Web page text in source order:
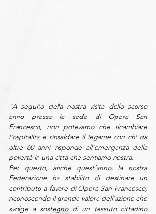
"A seguito della nostra visita dello scorso
anno presso la sede di Opera San
Francesco, non potevamo che ricambiare
l’ospitalità e rinsaldare il legame con chi da
oltre 60 anni risponde all’emergenza della
povertà in una città che sentiamo nostra.
Per questo, anche quest’anno, la nostra
Federazione ha stabilito di destinare un
contributo a favore di Opera San Francesco,
riconoscendo il grande valore dell’azione che
svolge a sostegno di un tessuto cittadino